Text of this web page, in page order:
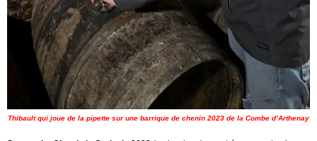
Thibault qui joue de la pipette sur une barrique de chenin 2023 de la Combe d’Arthenay